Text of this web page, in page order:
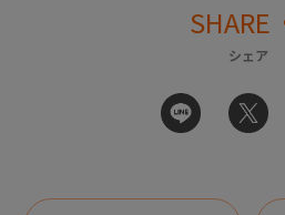
SHARE
シェア